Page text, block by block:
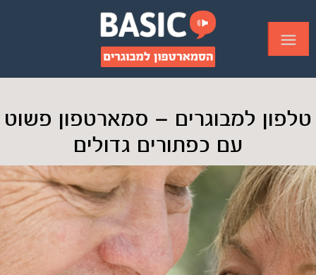
טלפון למבוגרים — סמארטפון פשוט
עם כפתורים גדולים